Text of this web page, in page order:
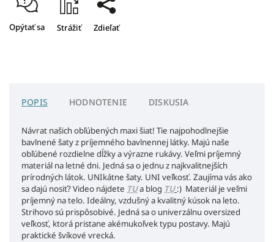
Opýtať sa Strážiť Zdieľať
POPIS HODNOTENIE DISKUSIA
Návrat našich obľúbených maxi šiat! Tie najpohodlnejšie
bavlnené šaty z príjemného bavlnennej látky. Majú naše
obľúbené rozdielne dĺžky a výrazne rukávy. Veľmi príjemný
materiál na letné dni. Jedná sa o jednu z najkvalitnejších
prírodných látok. UNIkátne šaty. UNI veľkosť. Zaujíma vás ako
sa dajú nosiť? Video nájdete TUa blog TU :) Materiál je veľmi
príjemný na telo. Ideálny, vzdušný a kvalitný kúsok na leto.
Strihovo sú prispôsobivé. Jedná sa o univerzálnu oversized
veľkosť, ktorá pristane akémukoľvek typu postavy. Majú
praktické švíkové vrecká.